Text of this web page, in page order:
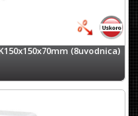
(8uvodnica)